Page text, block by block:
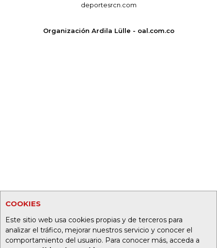
COOKIES
Este sitio web usa cookies propias y de terceros para
analizar el tráfico, mejorar nuestros servicio y conocer el
comportamiento del usuario. Para conocer más, acceda a
deportesrcn.com
Organización Ardila Lülle - oal.com.co